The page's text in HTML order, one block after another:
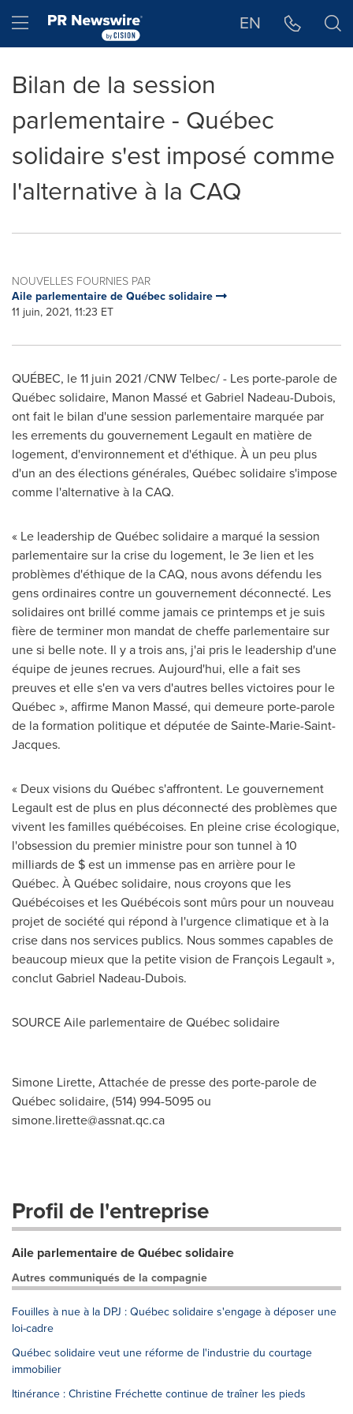
Hamburger menu EN
Bilan de la session
parlementaire - Québec
solidaire s'est imposé comme
l'alternative à la CAQ
NOUVELLES FOURNIES PAR
Aile parlementaire de Québec solidaire
11 juin, 2021, 11:23 ET
QUÉBEC, le 11 juin 2021 /CNW Telbec/ - Les porte-parole de
Québec solidaire, Manon Massé etGabriel Nadeau-Dubois,
ont fait le bilan d'une session parlementaire marquée par
les errements du gouvernement Legault en matière de
logement, d'environnement et d'éthique. À un peu plus
d'un an des élections générales, Québec solidaire s'impose
comme l'alternative à la CAQ.
« Le leadership de Québec solidaire a marqué la session
parlementaire sur la crise du logement, le 3e lien et les
problèmes d'éthique de la CAQ, nous avons défendu les
gens ordinaires contre un gouvernement déconnecté. Les
solidaires ont brillé comme jamais ce printemps et je suis
fière de terminer mon mandat de cheffe parlementaire sur
une si belle note. Il y a trois ans, j'ai pris le leadership d'une
équipe de jeunes recrues. Aujourd'hui, elle a fait ses
preuves et elle s'en va vers d'autres belles victoires pour le
Québec », affirme Manon Massé, qui demeure porte-parole
de la formation politique et députée deSainte-Marie-Saint-
Jacques.
« Deux visions du Québec s'affrontent. Le gouvernement
Legault est de plus en plus déconnecté des problèmes que
vivent les familles québécoises. En pleine crise écologique,
l'obsession du premier ministre pour son tunnel à 10
milliards de $ est un immense pas en arrière pour le
Québec. À Québec solidaire, nous croyons que les
Québécoises et les Québécois sont mûrs pour un nouveau
projet de société qui répond à l'urgence climatique et à la
crise dans nos services publics. Nous sommes capables de
beaucoup mieux que la petite vision de François Legault »,
conclutGabriel Nadeau-Dubois.
SOURCE Aile parlementaire de Québec solidaire
Simone Lirette, Attachée de presse des porte-parole de
Québec solidaire, (514) 994-5095 ou
simone.lirette@assnat.qc.ca
Profil de l'entreprise
Aile parlementaire de Québec solidaire
Autres communiqués de la compagnie
Fouilles à nue à la DPJ : Québec solidaire s'engage à déposer une
loi-cadre
Québec solidaire veut une réforme de l'industrie du courtage
immobilier
Itinérance : Christine Fréchette continue de traîner les pieds